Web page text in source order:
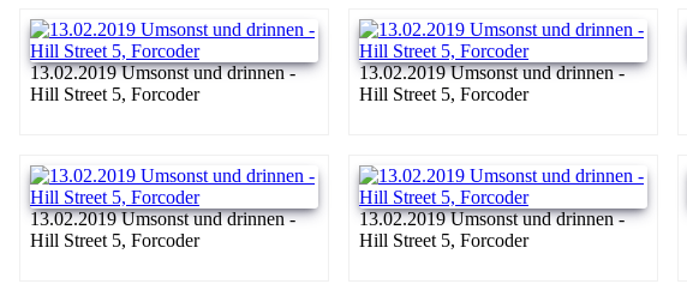
13.02.2019 Umsonst und drinnen -
Hill Street 5, Forcoder
13.02.2019 Umsonst und drinnen -
Hill Street 5, Forcoder
13.02.2019 Umsonst und drinnen -
Hill Street 5, Forcoder
13.02.2019 Umsonst und drinnen -
Hill Street 5, Forcoder